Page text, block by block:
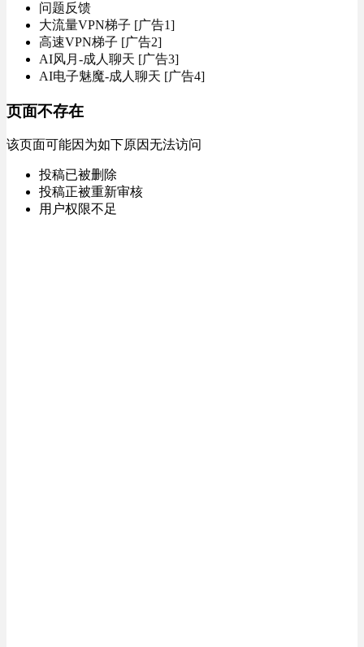
问题反馈
大流量VPN梯子 [广告1]
高速VPN梯子 [广告2]
AI风月-成人聊天 [广告3]
AI电子魅魔-成人聊天 [广告4]
页面不存在
该页面可能因为如下原因无法访问
投稿已被删除
投稿正被重新审核
用户权限不足